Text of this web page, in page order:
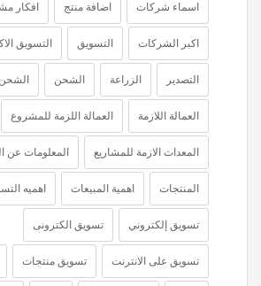
اسماء شركات اضافة منتج افكار
اكبر الشركات التسويق التسويق
التصدير الزراعة الشحن
العمالة اللازمة العمالة اللزمة للمشروع
المعدات الازمة للمشاريع المعلومات عن
المنتجات اهمية المبيعات اهميه
تسويق إلكتروني تسويق الكترونى
تسويق على الانترنت تسويق منتجات